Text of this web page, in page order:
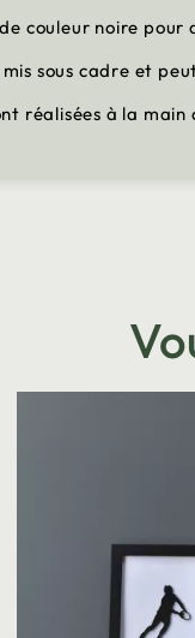
couleur noire
sous cadre et
réalisées à la